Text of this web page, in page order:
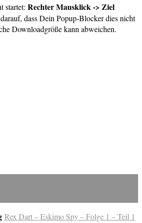
startet: Rechter Mausklick -> Ziel
dass Dein Popup-Blocker dies nicht
Downloadgröße kann abweichen.
Rex Dart – Eskimo Spy – Folge 1 – Teil 1